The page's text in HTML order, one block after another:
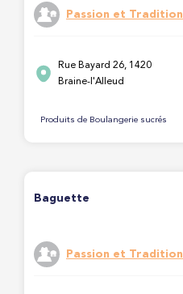
Passion et Tradition
Rue Bayard 26, 1420
Braine-l'Alleud
Produits de Boulangerie sucrés
Baguette
Passion et Tradition